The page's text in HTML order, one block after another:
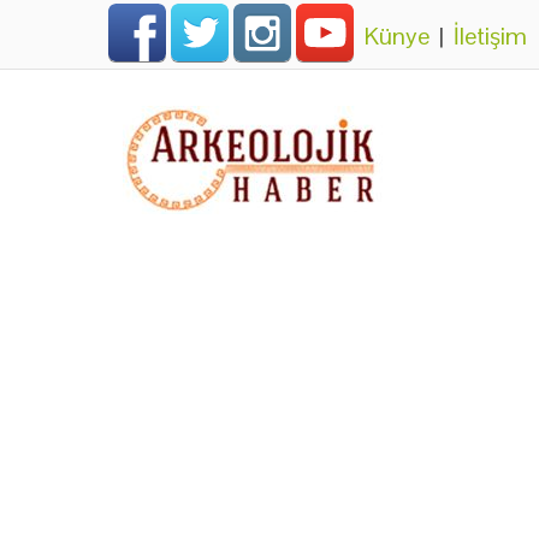
Künye | İletişim